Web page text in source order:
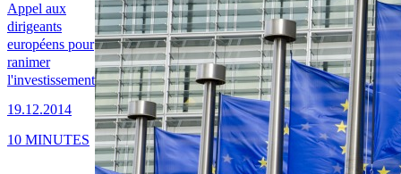
Appel aux
dirigeants
européens pour
ranimer
l'investissement
19.12.2014
10 MINUTES